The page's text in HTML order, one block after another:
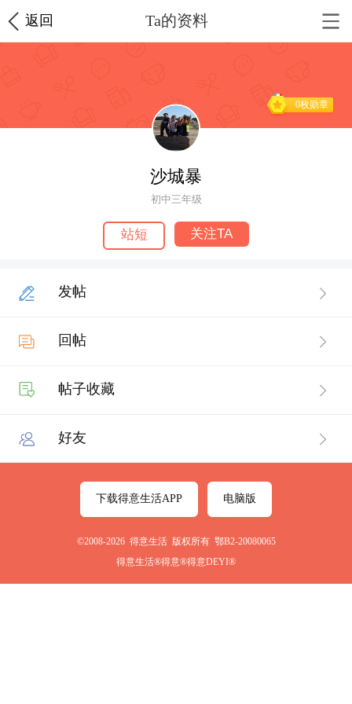
返回 Ta的资料
0枚勋章
沙城暴
初中三年级
站短 关注TA
发帖
回帖
帖子收藏
好友
下载得意生活APP 电脑版
©2008-2026 得意生活 版权所有 鄂B2-20080065
得意生活®得意®得意DEYI®